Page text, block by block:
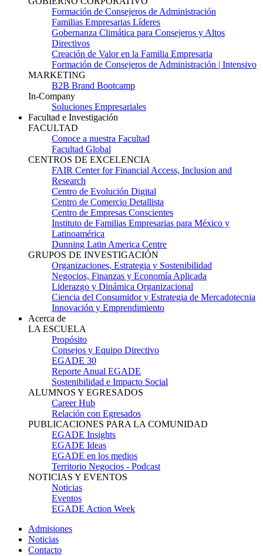
Formación de Consejeros de Administración
Familias Empresarias Líderes
Gobernanza Climática para Consejeros y Altos
Directivos
Creación de Valor en la Familia Empresaria
Formación de Consejeros de Administración | Intensivo
MARKETING
B2B Brand Bootcamp
In-Company
Soluciones Empresariales
Facultad e Investigación
FACULTAD
Conoce a nuestra Facultad
Facultad Global
CENTROS DE EXCELENCIA
FAIR Center for Financial Access, Inclusion and
Research
Centro de Evolución Digital
Centro de Comercio Detallista
Centro de Empresas Conscientes
Instituto de Familias Empresarias para México y
Latinoamérica
Dunning Latin America Centre
GRUPOS DE INVESTIGACIÓN
Organizaciones, Estrategia y Sostenibilidad
Negocios, Finanzas y Economía Aplicada
Liderazgo y Dinámica Organizacional
Ciencia del Consumidor y Estrategia de Mercadotecnia
Innovación y Emprendimiento
Acerca de
LA ESCUELA
Propósito
Consejos y Equipo Directivo
EGADE 30
Reporte Anual EGADE
Sostenibilidad e Impacto Social
ALUMNOS Y EGRESADOS
Career Hub
Relación con Egresados
PUBLICACIONES PARA LA COMUNIDAD
EGADE Insights
EGADE Ideas
EGADE en los medios
Territorio Negocios - Podcast
NOTICIAS Y EVENTOS
Noticias
Eventos
EGADE Action Week
Admisiones
Noticias
Contacto